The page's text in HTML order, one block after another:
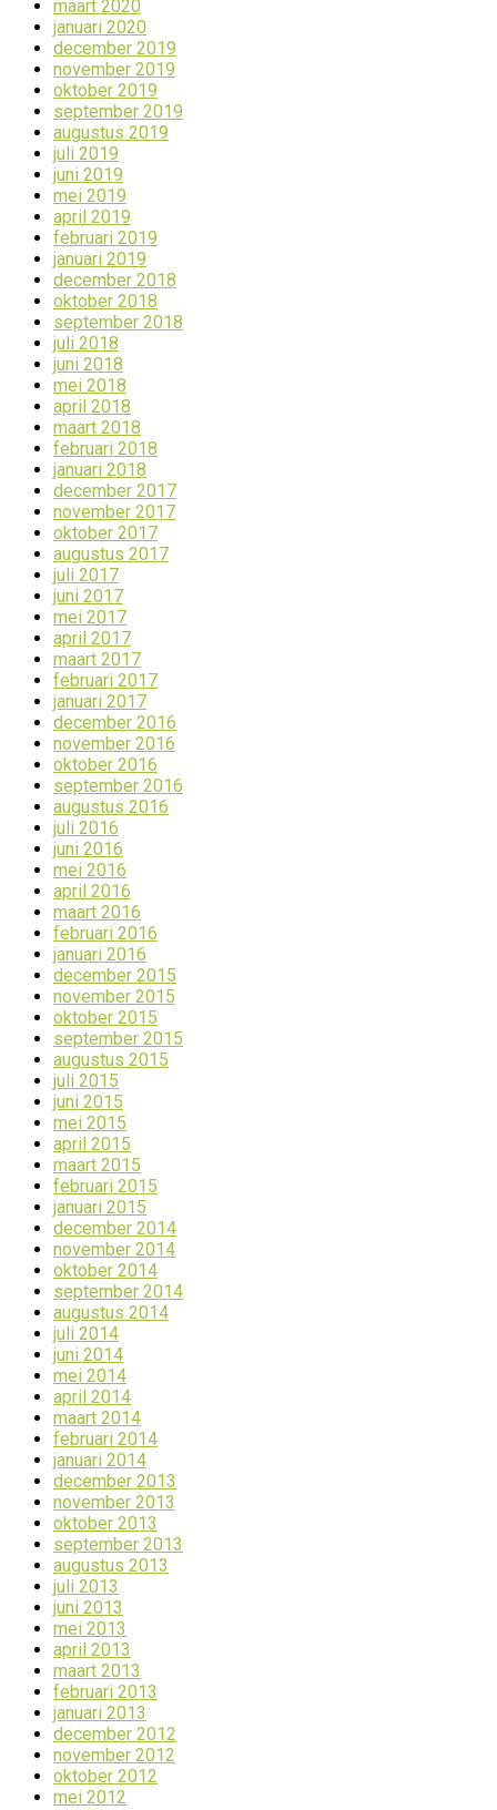
maart 2020
januari 2020
december 2019
november 2019
oktober 2019
september 2019
augustus 2019
juli 2019
juni 2019
mei 2019
april 2019
februari 2019
januari 2019
december 2018
oktober 2018
september 2018
juli 2018
juni 2018
mei 2018
april 2018
maart 2018
februari 2018
januari 2018
december 2017
november 2017
oktober 2017
augustus 2017
juli 2017
juni 2017
mei 2017
april 2017
maart 2017
februari 2017
januari 2017
december 2016
november 2016
oktober 2016
september 2016
augustus 2016
juli 2016
juni 2016
mei 2016
april 2016
maart 2016
februari 2016
januari 2016
december 2015
november 2015
oktober 2015
september 2015
augustus 2015
juli 2015
juni 2015
mei 2015
april 2015
maart 2015
februari 2015
januari 2015
december 2014
november 2014
oktober 2014
september 2014
augustus 2014
juli 2014
juni 2014
mei 2014
april 2014
maart 2014
februari 2014
januari 2014
december 2013
november 2013
oktober 2013
september 2013
augustus 2013
juli 2013
juni 2013
mei 2013
april 2013
maart 2013
februari 2013
januari 2013
december 2012
november 2012
oktober 2012
mei 2012